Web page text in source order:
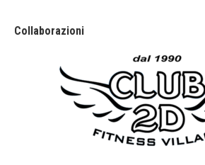
Collaborazioni